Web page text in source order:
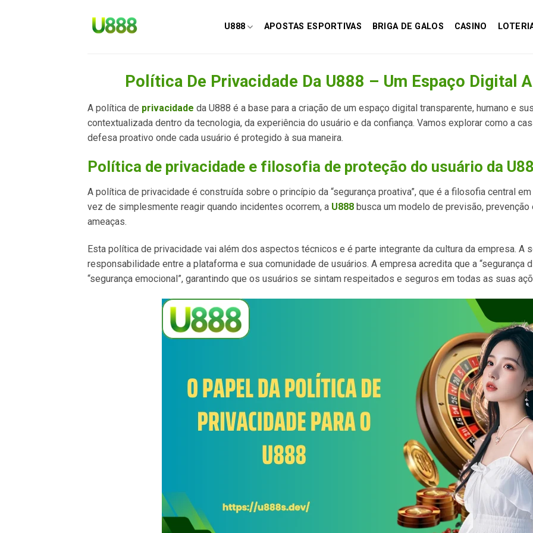
U888 APOSTAS ESPORTIVAS BRIGA DE GALOS CASINO
Política De Privacidade Da U888 – Um Espaço Digital
A política de privacidade da U888 é a base para a criação de um espaço digital transparente, humano e
contextualizada dentro da tecnologia, da experiência do usuário e da confiança. Vamos explorar como a
defesa proativo onde cada usuário é protegido à sua maneira.
Política de privacidade e filosofia de proteção do usuário da
A política de privacidade é construída sobre o princípio da “segurança proativa”, que é a filosofia central
vez de simplesmente reagir quando incidentes ocorrem, a U888 busca um modelo de previsão,
ameaças.
Esta política de privacidade vai além dos aspectos técnicos e é parte integrante da cultura da empresa. A
responsabilidade entre a plataforma e sua comunidade de usuários. A empresa acredita que a “segurança
“segurança emocional”, garantindo que os usuários se sintam respeitados e seguros em todas as suas